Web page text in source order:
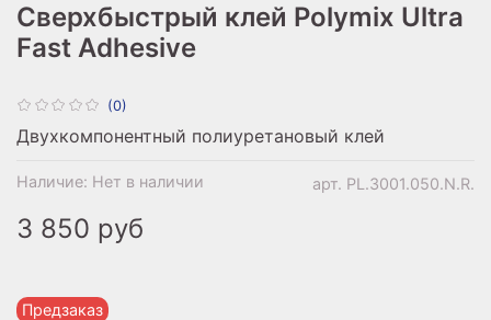
(0)
арт. PL.3001.050.N.R.
Наличие: Нет в наличии
Предзаказ
Сверхбыстрый клей Polymix Ultra
Fast Adhesive
3 850 руб
Двухкомпонентный полиуретановый клей